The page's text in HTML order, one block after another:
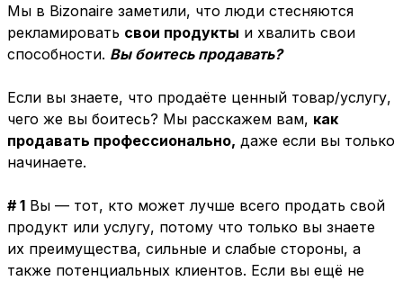
Мы в Bizonaire заметили, что люди стесняются
рекламировать свои продукты и хвалить свои
способности. Вы боитесь продавать?
Если вы знаете, что продаёте ценный товар/услугу,
чего же вы боитесь? Мы расскажем вам, как
продавать профессионально, даже если вы только
начинаете.
# 1 Вы — тот, кто может лучше всего продать свой
продукт или услугу, потому что только вы знаете
их преимущества, сильные и слабые стороны, а
также потенциальных клиентов. Если вы ещё не